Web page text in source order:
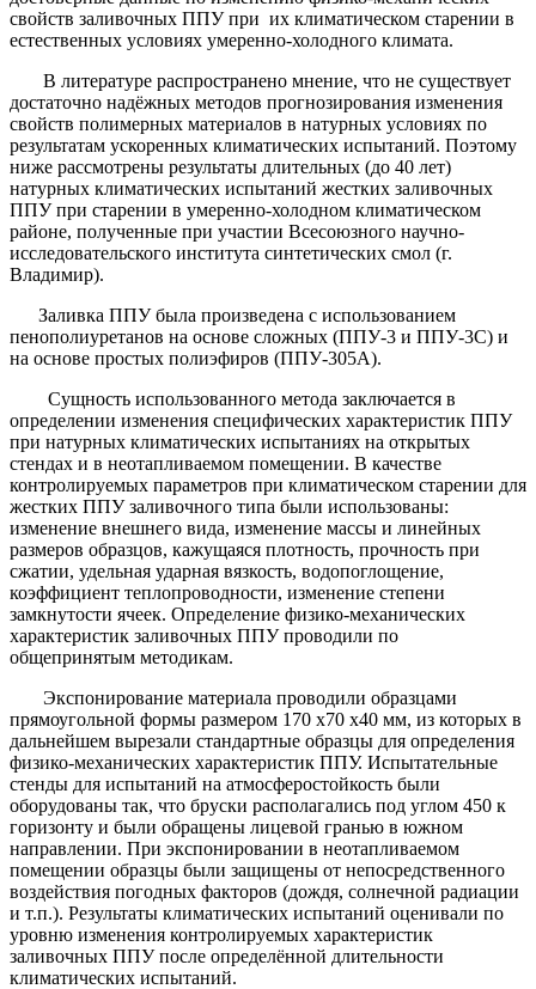
свойств заливочных ППУ при их климатическом старении в
естественных условиях умеренно-холодного климата.
В литературе распространено мнение, что не существует
достаточно надёжных методов прогнозирования изменения
свойств полимерных материалов в натурных условиях по
результатам ускоренных климатических испытаний. Поэтому
ниже рассмотрены результаты длительных (до 40 лет)
натурных климатических испытаний жестких заливочных
ППУ при старении в умеренно-холодном климатическом
районе, полученные при участии Всесоюзного научно-
исследовательского института синтетических смол (г.
Владимир).
Заливка ППУ была произведена с использованием
пенополиуретанов на основе сложных (ППУ-3 и ППУ-3С) и
на основе простых полиэфиров (ППУ-305А).
Сущность использованного метода заключается в
определении изменения специфических характеристик ППУ
при натурных климатических испытаниях на открытых
стендах и в неотапливаемом помещении. В качестве
контролируемых параметров при климатическом старении для
жестких ППУ заливочного типа были использованы:
изменение внешнего вида, изменение массы и линейных
размеров образцов, кажущаяся плотность, прочность при
сжатии, удельная ударная вязкость, водопоглощение,
коэффициент теплопроводности, изменение степени
замкнутости ячеек. Определение физико-механических
характеристик заливочных ППУ проводили по
общепринятым методикам.
Экспонирование материала проводили образцами
прямоугольной формы размером 170 х70 х40 мм, из которых в
дальнейшем вырезали стандартные образцы для определения
физико-механических характеристик ППУ. Испытательные
стенды для испытаний на атмосферостойкость были
оборудованы так, что бруски располагались под углом 450 к
горизонту и были обращены лицевой гранью в южном
направлении. При экспонировании в неотапливаемом
помещении образцы были защищены от непосредственного
воздействия погодных факторов (дождя, солнечной радиации
и т.п.). Результаты климатических испытаний оценивали по
уровню изменения контролируемых характеристик
заливочных ППУ после определённой длительности
климатических испытаний.